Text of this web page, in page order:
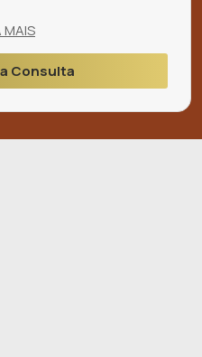
MAIS
Consulta